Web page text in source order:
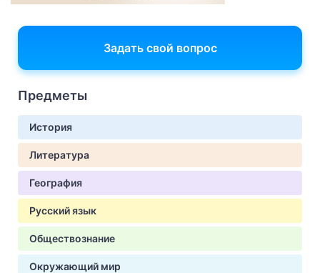
Задать свой вопрос
Предметы
История
Литература
География
Русский язык
Обществознание
Окружающий мир